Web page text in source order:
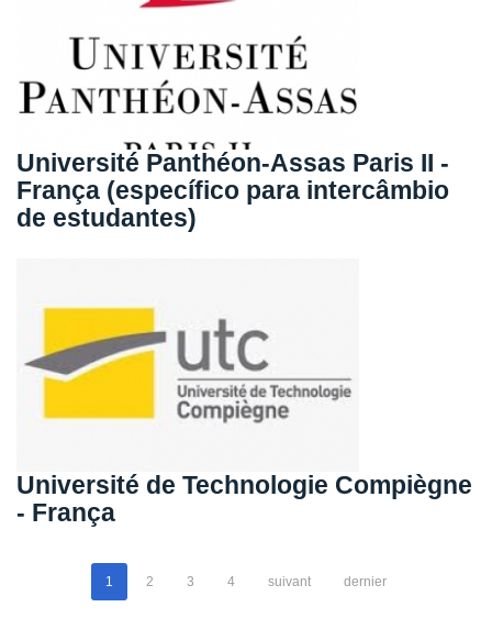
Université Panthéon-Assas Paris II -
França (específico para intercâmbio
de estudantes)
Université de Technologie Compiègne
- França
1 2 3 4 suivant dernier